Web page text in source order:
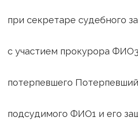
при секретаре судебного
с участием прокурора
потерпевшего
подсудимого ФИО1 и его